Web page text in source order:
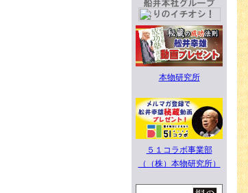
本物研究所
５１コラボ事業部
（（株）本物研究所）